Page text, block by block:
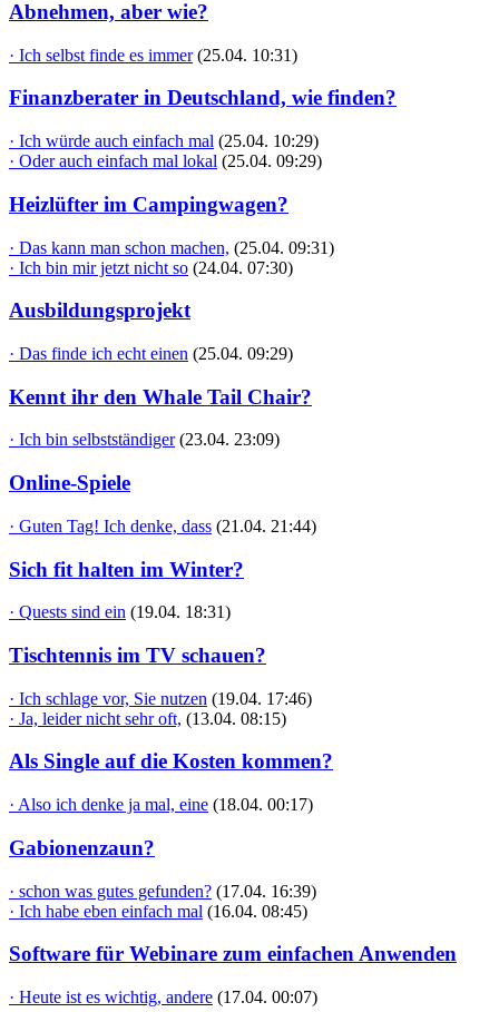
Abnehmen, aber wie?
· Ich selbst finde es immer (25.04. 10:31)
Finanzberater in Deutschland, wie finden?
· Ich würde auch einfach mal (25.04. 10:29)
· Oder auch einfach mal lokal (25.04. 09:29)
Heizlüfter im Campingwagen?
· Das kann man schon machen, (25.04. 09:31)
· Ich bin mir jetzt nicht so (24.04. 07:30)
Ausbildungsprojekt
· Das finde ich echt einen (25.04. 09:29)
Kennt ihr den Whale Tail Chair?
· Ich bin selbstständiger (23.04. 23:09)
Online-Spiele
· Guten Tag! Ich denke, dass (21.04. 21:44)
Sich fit halten im Winter?
· Quests sind ein (19.04. 18:31)
Tischtennis im TV schauen?
· Ich schlage vor, Sie nutzen (19.04. 17:46)
· Ja, leider nicht sehr oft, (13.04. 08:15)
Als Single auf die Kosten kommen?
· Also ich denke ja mal, eine (18.04. 00:17)
Gabionenzaun?
· schon was gutes gefunden? (17.04. 16:39)
· Ich habe eben einfach mal (16.04. 08:45)
Software für Webinare zum einfachen Anwenden
· Heute ist es wichtig, andere (17.04. 00:07)